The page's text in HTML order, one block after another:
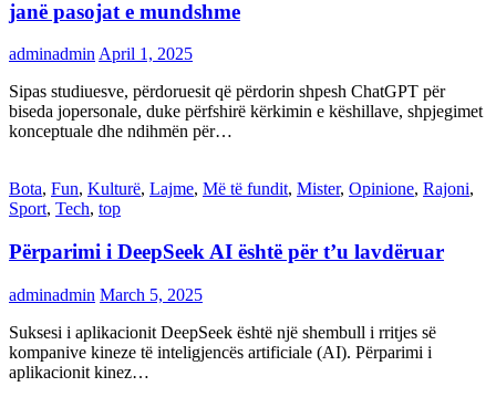
janë pasojat e mundshme
adminadmin April 1, 2025
Sipas studiuesve, përdoruesit që përdorin shpesh ChatGPT për
biseda jopersonale, duke përfshirë kërkimin e këshillave, shpjegimet
konceptuale dhe ndihmën për…
Bota, Fun, Kulturë, Lajme, Më të fundit, Mister, Opinione, Rajoni,
Sport, Tech, top
Përparimi i DeepSeek AI është për t’u lavdëruar
adminadmin March 5, 2025
Suksesi i aplikacionit DeepSeek është një shembull i rritjes së
kompanive kineze të inteligjencës artificiale (AI). Përparimi i
aplikacionit kinez…